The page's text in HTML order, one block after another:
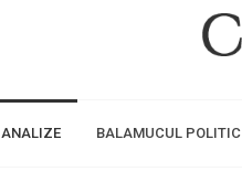
ANALIZE BALAMUCUL POLITIC